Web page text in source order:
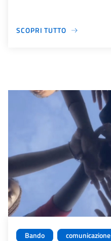
SCOPRI TUTTO
Bando comunicazione